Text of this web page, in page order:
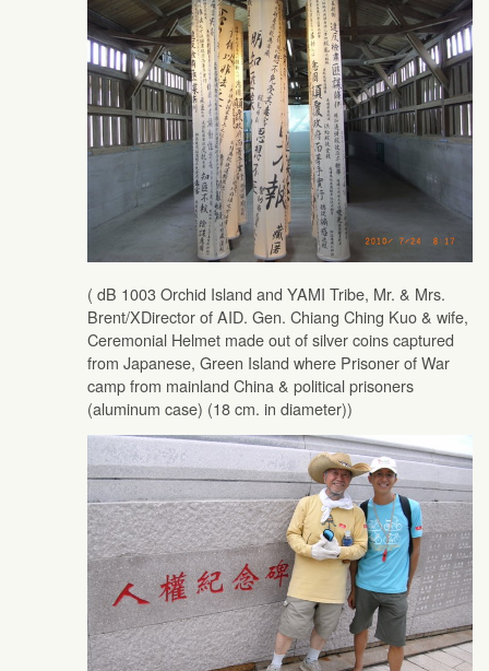
( dB 1003 Orchid Island and YAMI Tribe, Mr. & Mrs.
Brent/XDirector of AID. Gen. Chiang Ching Kuo & wife,
Ceremonial Helmet made out of silver coins captured
from Japanese, Green Island where Prisoner of War
camp from mainland China & political prisoners
(aluminum case) (18 cm. in diameter))